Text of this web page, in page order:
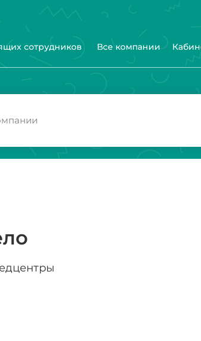
сотрудников Все компании